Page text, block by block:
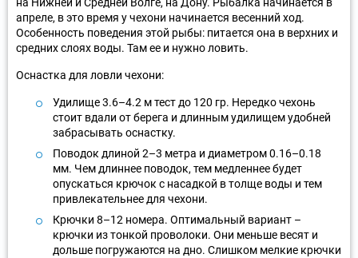
на Нижней и Средней Волге, на Дону. Рыбалка начинается в
апреле, в это время у чехони начинается весенний ход.
Особенность поведения этой рыбы: питается она в верхних и
средних слоях воды. Там ее и нужно ловить.
Оснастка для ловли чехони:
Удилище 3.6–4.2 м тест до 120 гр. Нередко чехонь
стоит вдали от берега и длинным удилищем удобней
забрасывать оснастку.
Поводок длиной 2–3 метра и диаметром 0.16–0.18
мм. Чем длиннее поводок, тем медленнее будет
опускаться крючок с насадкой в толще воды и тем
привлекательнее для чехони.
Крючки 8–12 номера. Оптимальный вариант –
крючки из тонкой проволоки. Они меньше весят и
дольше погружаются на дно. Слишком мелкие крючки